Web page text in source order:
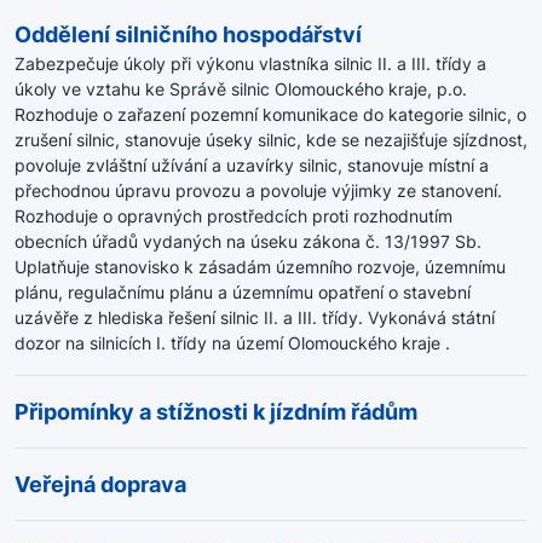
Oddělení silničního hospodářství
Zabezpečuje úkoly při výkonu vlastníka silnic II. a III. třídy a
úkoly ve vztahu ke Správě silnic Olomouckého kraje, p.o.
Rozhoduje o zařazení pozemní komunikace do kategorie silnic, o
zrušení silnic, stanovuje úseky silnic, kde se nezajišťuje sjízdnost,
povoluje zvláštní užívání a uzavírky silnic, stanovuje místní a
přechodnou úpravu provozu a povoluje výjimky ze stanovení.
Rozhoduje o opravných prostředcích proti rozhodnutím
obecních úřadů vydaných na úseku zákona č. 13/1997 Sb.
Uplatňuje stanovisko k zásadám územního rozvoje, územnímu
plánu, regulačnímu plánu a územnímu opatření o stavební
uzávěře z hlediska řešení silnic II. a III. třídy. Vykonává státní
dozor na silnicích I. třídy na území Olomouckého kraje .
Připomínky a stížnosti k jízdním řádům
Veřejná doprava